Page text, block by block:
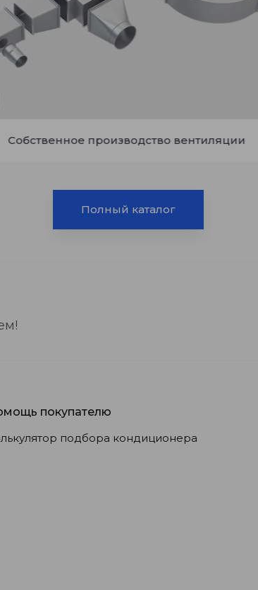
производство вентиляции
Полный каталог
покупателю
подбора кондиционера